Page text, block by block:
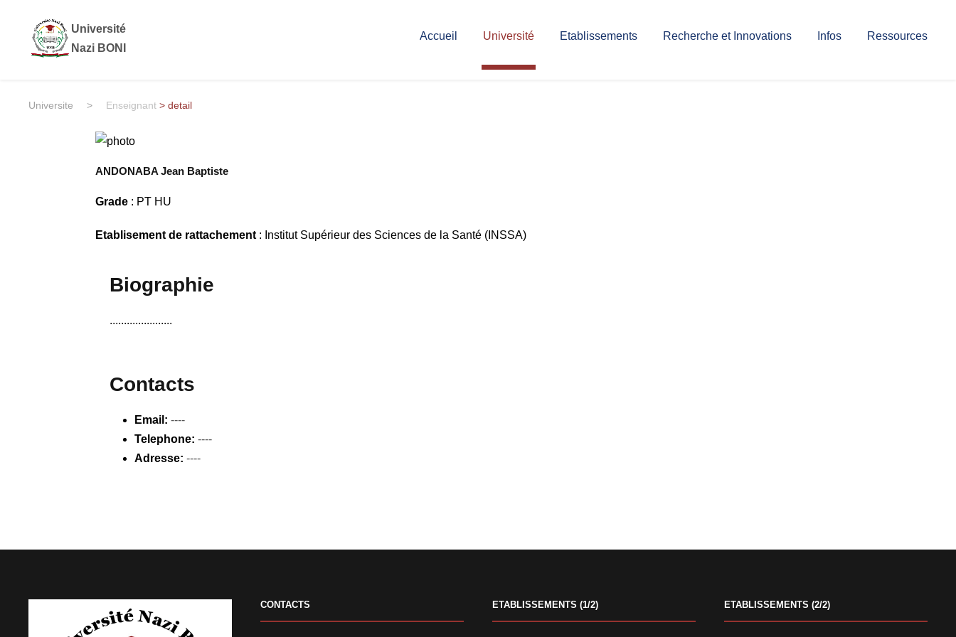
Université
Nazi BONI
Accueil Université Etablissements Recherche et Innovations Infos Ressources
Universite > Enseignant > detail
ANDONABA Jean Baptiste
Grade : PT HU
Etablisement de rattachement: Institut Supérieur des Sciences de la Santé (INSSA)
Biographie
......................
Contacts
Email: ----
Telephone: ----
Adresse: ----
CONTACTS ETABLISSEMENTS (1/2) ETABLISSEMENTS (2/2)